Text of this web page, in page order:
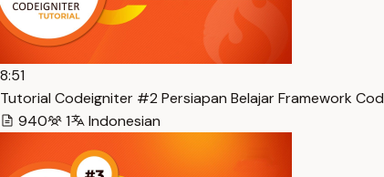
8:51
Tutorial Codeigniter #2 Persiapan Belajar Framework
940
1 Indonesian